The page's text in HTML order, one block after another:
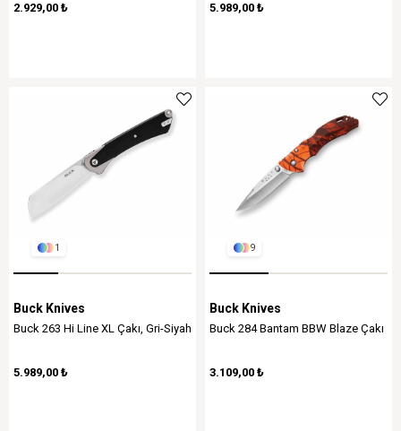
2.929,00 ₺ 5.989,00 ₺
1
Buck Knives
Buck 263 Hi Line XL Çakı, Gri-Siyah
5.989,00 ₺
9
Buck Knives
Buck 284 Bantam BBW Blaze Çakı
3.109,00 ₺